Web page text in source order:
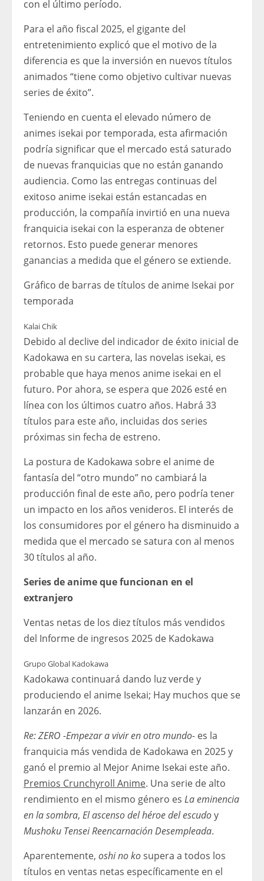
con el último período.
Para el año fiscal 2025, el gigante del
entretenimiento explicó que el motivo de la
diferencia es que la inversión en nuevos títulos
animados “tiene como objetivo cultivar nuevas
series de éxito”.
Teniendo en cuenta el elevado número de
animes isekai por temporada, esta afirmación
podría significar que el mercado está saturado
de nuevas franquicias que no están ganando
audiencia. Como las entregas continuas del
exitoso anime isekai están estancadas en
producción, la compañía invirtió en una nueva
franquicia isekai con la esperanza de obtener
retornos. Esto puede generar menores
ganancias a medida que el género se extiende.
Gráfico de barras de títulos de anime Isekai por
temporada
Kalai Chik
Debido al declive del indicador de éxito inicial de
Kadokawa en su cartera, las novelas isekai, es
probable que haya menos anime isekai en el
futuro. Por ahora, se espera que 2026 esté en
línea con los últimos cuatro años. Habrá 33
títulos para este año, incluidas dos series
próximas sin fecha de estreno.
La postura de Kadokawa sobre el anime de
fantasía del “otro mundo” no cambiará la
producción final de este año, pero podría tener
un impacto en los años venideros. El interés de
los consumidores por el género ha disminuido a
medida que el mercado se satura con al menos
30 títulos al año.
Series de anime que funcionan en el
extranjero
Ventas netas de los diez títulos más vendidos
del Informe de ingresos 2025 de Kadokawa
Grupo Global Kadokawa
Kadokawa continuará dando luz verde y
produciendo el anime Isekai; Hay muchos que se
lanzarán en 2026.
Re: ZERO -Empezar a vivir en otro mundo- es la
franquicia más vendida de Kadokawa en 2025 y
ganó el premio al Mejor Anime Isekai este año.
Premios Crunchyroll Anime. Una serie de alto
rendimiento en el mismo género es La eminencia
en la sombra, El ascenso del héroe del escudoy
Mushoku Tensei Reencarnación Desempleada.
Aparentemente, oshi no kosupera a todos los
títulos en ventas netas específicamente en el